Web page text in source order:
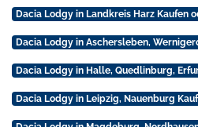
Dacia Lodgy in Landkreis Harz Kaufen
Dacia Lodgy in Aschersleben,
Dacia Lodgy in Halle, Quedlinburg,
Dacia Lodgy in Leipzig, Nauenburg